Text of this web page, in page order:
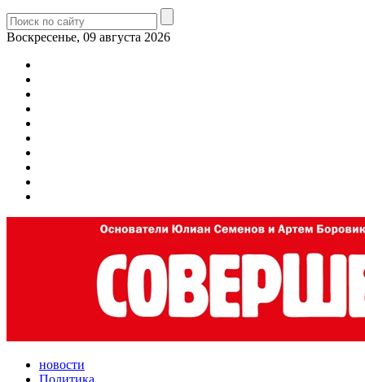
Воскресенье, 09 августа 2026
новости
Политика